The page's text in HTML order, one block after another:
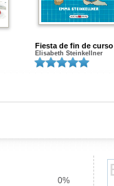
Fiesta de fin de curso
Elisabeth Steinkellner
0%